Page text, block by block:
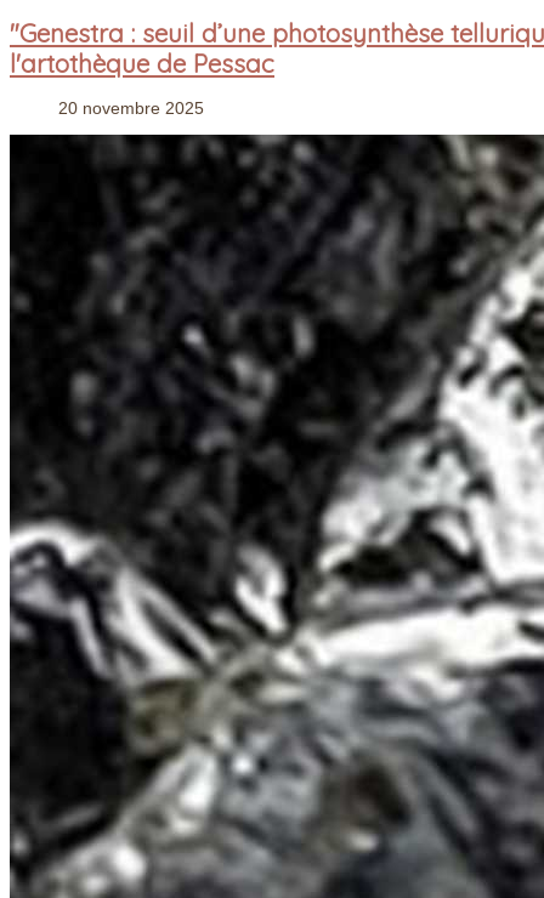
"Genestra : seuil d’une photosynthèse
l'artothèque de Pessac
20 novembre 2025